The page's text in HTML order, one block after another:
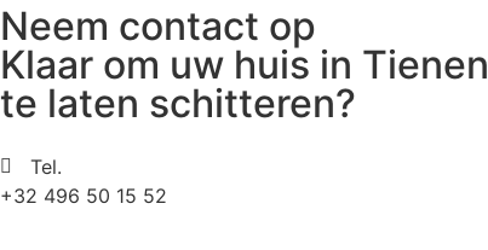
Neem contact op
Klaar om uw huis in Tienen
te laten schitteren?
Tel.
+32 496 50 15 52